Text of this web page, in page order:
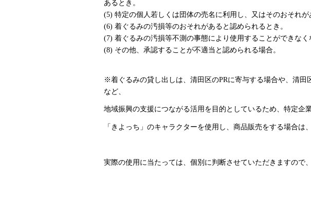
あるとき。
(5) 特定の個人若しくは団体の売名に利用し、又はそのおそれが
(6) 着ぐるみの汚損等のおそれがあると認められるとき。
(7) 着ぐるみの汚損等不測の事態により使用することができなく
(8) その他、承認することが不適当と認められる場合。
※着ぐるみの貸し出しは、清田区のPRに寄与する場合や、清
など、
地域振興の支援につながる活用を目的としているため、特定企
「きよっち」のキャラクターを使用し、商品販売をする場合
実際の使用に当たっては、個別に判断させていただきますので